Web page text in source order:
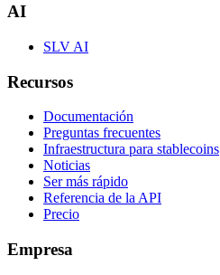
AI
SLV AI
Recursos
Documentación
Preguntas frecuentes
Infraestructura para stablecoins
Noticias
Ser más rápido
Referencia de la API
Precio
Empresa